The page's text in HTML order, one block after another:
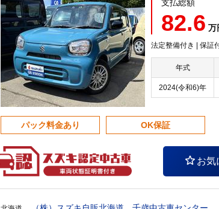
支払総額
82.6 万
法定整備付き | 保証
年式
2024(令和6)年
パック料金あり OK保証
お気